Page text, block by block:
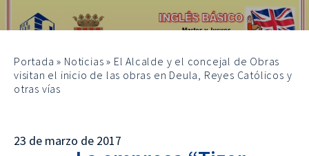
Portada » Noticias » El Alcalde y el concejal de Obras
visitan el inicio de las obras en Deula, Reyes Católicos y
otras vías
23 de marzo de 2017